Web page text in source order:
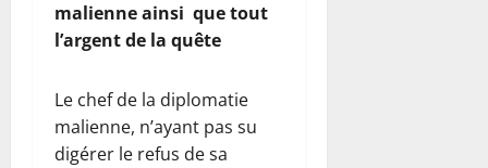
malienne ainsi que tout
l’argent de la quête
Le chef de la diplomatie
malienne, n’ayant pas su
digérer le refus de sa